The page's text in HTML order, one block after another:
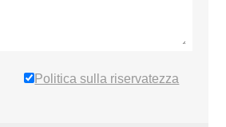
Politica sulla riservatezza